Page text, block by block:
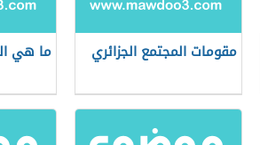
مقومات المجتمع الجزائري ما هي